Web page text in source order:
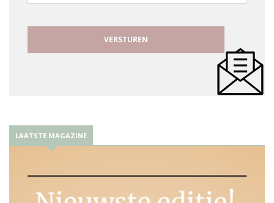
LAATSTE MAGAZINE